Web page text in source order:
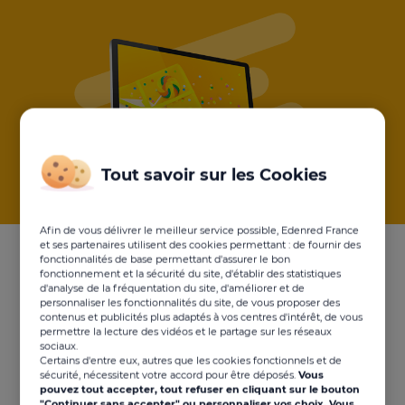
Quelles enseignes prennent
le chèque-cadeau digital
Kadéos Connect ?
Tout savoir sur les Cookies
Afin de vous délivrer le meilleur service possible, Edenred France
et ses partenaires utilisent des cookies permettant : de fournir des
fonctionnalités de base permettant d'assurer le bon
fonctionnement et la sécurité du site, d'établir des statistiques
d'analyse de la fréquentation du site, d'améliorer et de
personnaliser les fonctionnalités du site, de vous proposer des
contenus et publicités plus adaptés à vos centres d'intérêt, de vous
permettre la lecture des vidéos et le partage sur les réseaux
sociaux.
Certains d'entre eux, autres que les cookies fonctionnels et de
sécurité, nécessitent votre accord pour être déposés.Vous
pouvez tout accepter, tout refuser en cliquant sur le bouton